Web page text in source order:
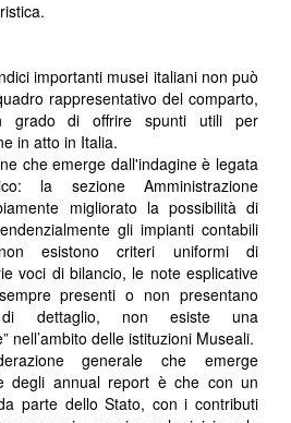
importanti musei italiani non può
rappresentativo del comparto,
grado di offrire spunti utili per
in atto in Italia.
che emerge dall'indagine è legata
la sezione Amministrazione
migliorato la possibilità di
gli impianti contabili
esistono criteri uniformi di
voci di bilancio, le note esplicative
presenti o non presentano
di dettaglio, non esiste una
nell’ambito delle istituzioni Museali.
generale che emerge
degli annual report è che con un
parte dello Stato, con i contributi